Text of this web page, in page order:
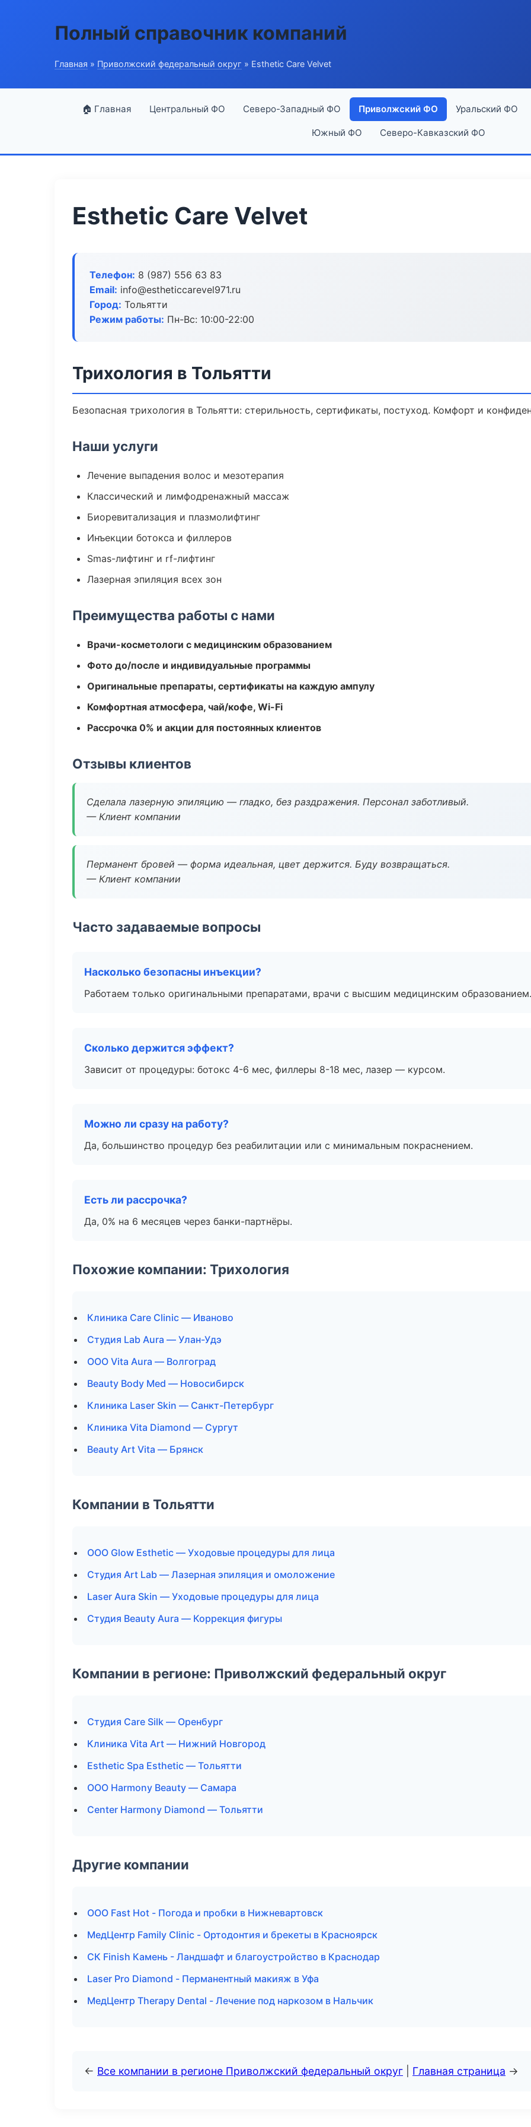
Полный справочник компаний
Главная » Приволжский федеральный округ » Esthetic Care Velvet
🏠 Главная Центральный ФО Северо-Западный ФО Приволжский ФО Уральский ФО
Южный ФО Северо-Кавказский ФО
Esthetic Care Velvet
Телефон: 8 (987) 556 63 83
Email: info@estheticcarevel971.ru
Город: Тольятти
Режим работы: Пн-Вс: 10:00-22:00
Трихология в Тольятти
Безопасная трихология в Тольятти: стерильность, сертификаты, постуход. Комфорт и
Наши услуги
Лечение выпадения волос и мезотерапия
Классический и лимфодренажный массаж
Биоревитализация и плазмолифтинг
Инъекции ботокса и филлеров
Smas-лифтинг и rf-лифтинг
Лазерная эпиляция всех зон
Преимущества работы с нами
Врачи-косметологи с медицинским образованием
Фото до/после и индивидуальные программы
Оригинальные препараты, сертификаты на каждую ампулу
Комфортная атмосфера, чай/кофе, Wi-Fi
Рассрочка 0% и акции для постоянных клиентов
Отзывы клиентов
Сделала лазерную эпиляцию — гладко, без раздражения. Персонал заботливый.
— Клиент компании
Перманент бровей — форма идеальная, цвет держится. Буду возвращаться.
— Клиент компании
Часто задаваемые вопросы
Насколько безопасны инъекции?
Работаем только оригинальными препаратами, врачи с высшим медицинским образованием.
Сколько держится эффект?
Зависит от процедуры: ботокс 4-6 мес, филлеры 8-18 мес, лазер — курсом.
Можно ли сразу на работу?
Да, большинство процедур без реабилитации или с минимальным покраснением.
Есть ли рассрочка?
Да, 0% на 6 месяцев через банки-партнёры.
Похожие компании: Трихология
Клиника Care Clinic — Иваново
Студия Lab Aura — Улан-Удэ
ООО Vita Aura — Волгоград
Beauty Body Med — Новосибирск
Клиника Laser Skin — Санкт-Петербург
Клиника Vita Diamond — Сургут
Beauty Art Vita — Брянск
Компании в Тольятти
ООО Glow Esthetic — Уходовые процедуры для лица
Студия Art Lab — Лазерная эпиляция и омоложение
Laser Aura Skin — Уходовые процедуры для лица
Студия Beauty Aura — Коррекция фигуры
Компании в регионе: Приволжский федеральный округ
Студия Care Silk — Оренбург
Клиника Vita Art — Нижний Новгород
Esthetic Spa Esthetic — Тольятти
ООО Harmony Beauty — Самара
Center Harmony Diamond — Тольятти
Другие компании
ООО Fast Hot - Погода и пробки в Нижневартовск
МедЦентр Family Clinic - Ортодонтия и брекеты в Красноярск
СК Finish Камень - Ландшафт и благоустройство в Краснодар
Laser Pro Diamond - Перманентный макияж в Уфа
МедЦентр Therapy Dental - Лечение под наркозом в Нальчик
← Все компании в регионе Приволжский федеральный округ Главная страница →